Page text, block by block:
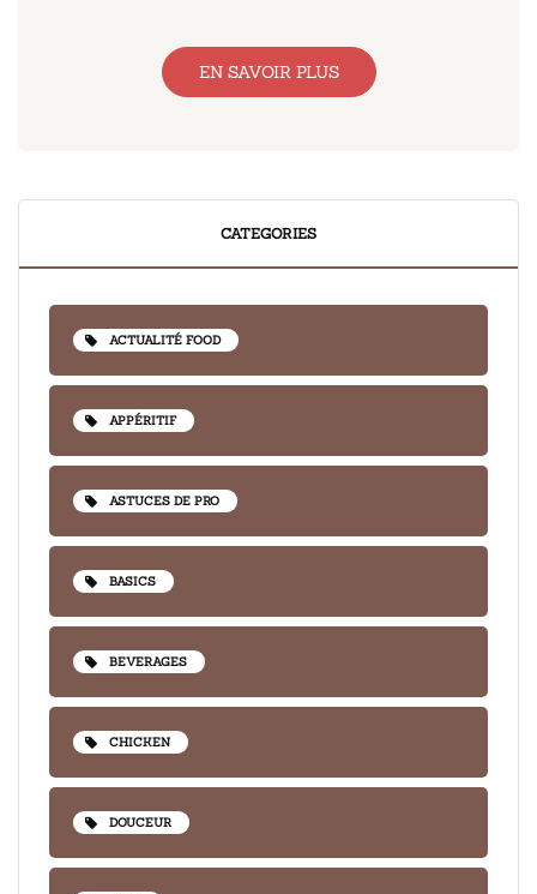
EN SAVOIR PLUS
CATEGORIES
ACTUALITÉ FOOD
APPÉRITIF
ASTUCES DE PRO
BASICS
BEVERAGES
CHICKEN
DOUCEUR